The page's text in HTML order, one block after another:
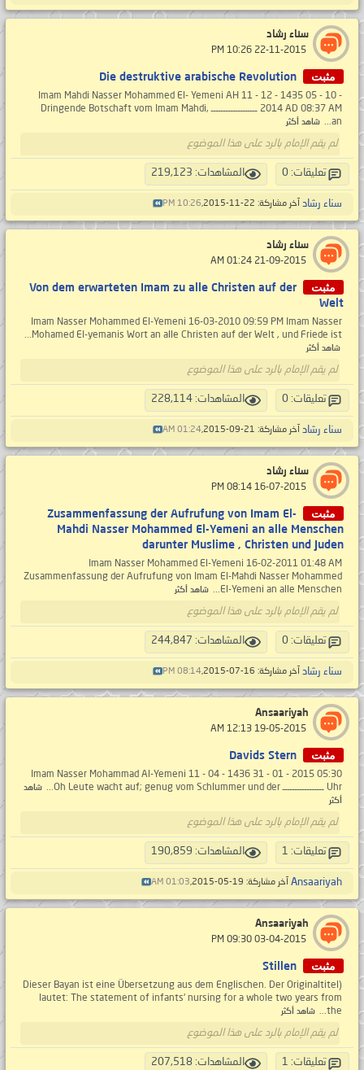
سناء رشاد
مثبت Die destruktive arabische Revolution
Imam Mahdi Nasser Mohammed El- Yemeni AH 11 - 12 - 1435 05 - 10 -
2014 AD 08:37 AM ـــــــــــــــــــ Dringende Botschaft vom Imam Mahdi,
an...
شاهد أكثر
لم يقم الإمام بالرد على هذا الموضوع
تعليقات: 0 المشاهدات: 219,123
سناء رشاد آخر مشاركة: 22-11-2015, 10:26 PM
سناء رشاد
مثبت
Von dem erwarteten Imam zu alle Christen auf der
Welt
Imam Nasser Mohammed El-Yemeni 16-03-2010 09:59 PM Imam Nasser
Mohamed El-yemanis Wort an alle Christen auf der Welt , und Friede ist...
شاهد أكثر
لم يقم الإمام بالرد على هذا الموضوع
تعليقات: 0 المشاهدات: 228,114
سناء رشاد آخر مشاركة: 21-09-2015, 01:24 AM
سناء رشاد
مثبت
Zusammenfassung der Aufrufung von Imam El-
Mahdi Nasser Mohammed El-Yemeni an alle Menschen
darunter Muslime , Christen und Juden
Imam Nasser Mohammed El-Yemeni 16-02-2011 01:48 AM
Zusammenfassung der Aufrufung von Imam El-Mahdi Nasser Mohammed
El-Yemeni an alle Menschen...
شاهد أكثر
لم يقم الإمام بالرد على هذا الموضوع
تعليقات: 0 المشاهدات: 244,847
سناء رشاد آخر مشاركة: 16-07-2015, 08:14 PM
Ansaariyah
مثبت Davids Stern
Imam Nasser Mohammad Al-Yemeni 11 - 04 - 1436 31 - 01 - 2015 05:30
Uhr ـــــــــــــــــ Oh Leute wacht auf; genug vom Schlummer und der...
شاهد
أكثر
لم يقم الإمام بالرد على هذا الموضوع
تعليقات: 1 المشاهدات: 190,859
Ansaariyah آخر مشاركة: 19-05-2015, 01:03 AM
Ansaariyah
مثبت Stillen
(Dieser Bayan ist eine Übersetzung aus dem Englischen. Der Originaltitel
lautet: The statement of infants' nursing for a whole two years from
the...
شاهد أكثر
لم يقم الإمام بالرد على هذا الموضوع
تعليقات: 1 المشاهدات: 207,518